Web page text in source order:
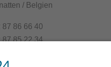
/ Belgien
87 86 66 40
87 85 22 34